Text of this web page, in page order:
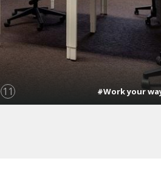
11 #Work your